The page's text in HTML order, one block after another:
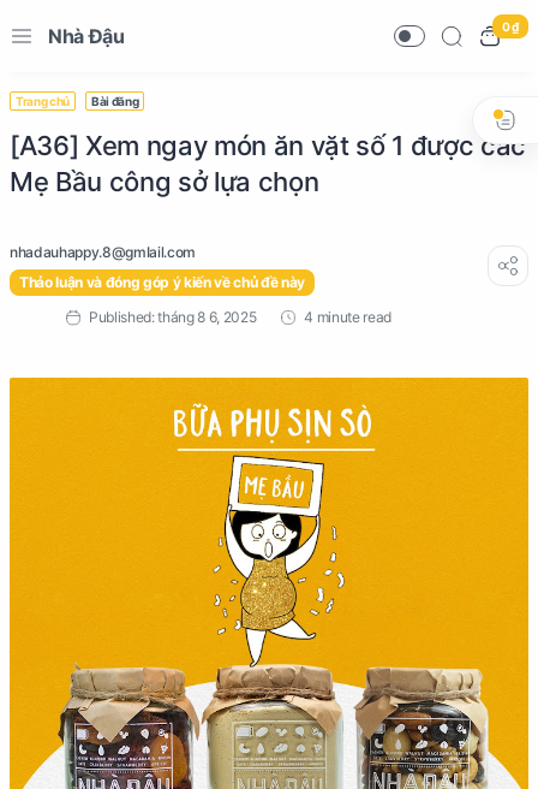
Nhà Đậu 0 ₫
Trang chủ Bài đăng
[A36] Xem ngay món ăn vặt số 1 được các
Mẹ Bầu công sở lựa chọn
Thảo luận và đóng góp ý kiến về chủ đề này
4 minute read